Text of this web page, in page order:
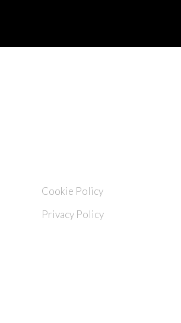
Cookie Policy
Privacy Policy